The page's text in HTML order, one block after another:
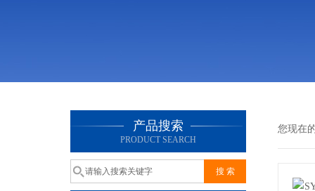
产品搜索
PRODUCT SEARCH
您现在